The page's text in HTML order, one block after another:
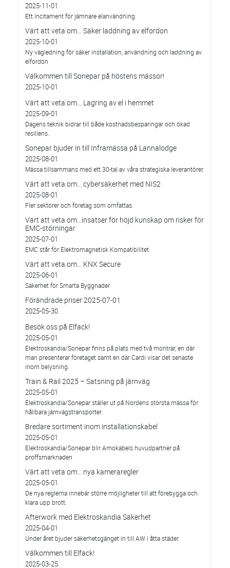
2025-11-01
Ett incitament för jämnare elanvändning.
Värt att veta om… Säker laddning av elfordon
2025-10-01
Ny vägledning för säker installation, användning och laddning av
elfordon
Välkommen till Sonepar på höstens mässor!
2025-10-01
Värt att veta om... Lagring av el i hemmet
2025-09-01
Dagens teknik bidrar till både kostnadsbesparingar och ökad
resiliens.
Sonepar bjuder in till Inframässa på Lannalodge
2025-08-01
Mässa tillsammans med ett 30-tal av våra strategiska leverantörer.
Värt att veta om... cybersäkerhet med NIS2
2025-08-01
Fler sektorer och företag som omfattas.
Värt att veta om…insatser för höjd kunskap om risker för
EMC-störningar
2025-07-01
EMC står för Elektromagnetisk Kompatibilitet.
Värt att veta om… KNX Secure
2025-06-01
Säkerhet för Smarta Byggnader
Förändrade priser 2025-07-01
2025-05-30
Besök oss på Elfack!
2025-05-01
Elektroskandia/Sonepar finns på plats med två montrar, en där
man presenterar företaget samt en där Cardi visar det senaste
inom belysning.
Train & Rail 2025 – Satsning på järnväg
2025-05-01
Elektroskandia/Sonepar ställer ut på Nordens största mässa för
hållbara järnvägstransporter.
Bredare sortiment inom installationskabel
2025-05-01
Elektroskandia/Sonepar blir Amokabels huvudpartner på
proffsmarknaden
Värt att veta om... nya kameraregler
2025-05-01
De nya reglerna innebär större möjligheter till att förebygga och
klara upp brott.
Afterwork med Elektroskandia Säkerhet
2025-04-01
Under året bjuder säkerhetsgänget in till AW i åtta städer.
Välkommen till Elfack!
2025-03-25